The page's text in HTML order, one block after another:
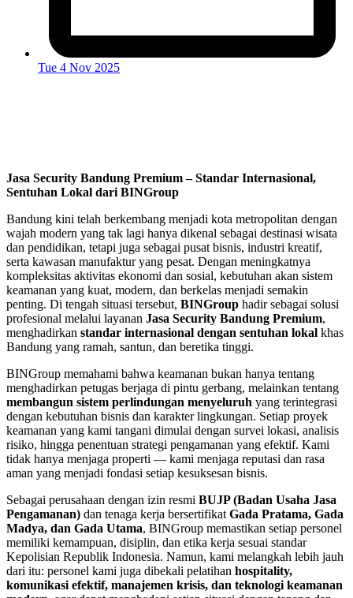
Tue 4 Nov 2025
Jasa Security Bandung Premium – Standar Internasional,
Sentuhan Lokal dari BINGroup
Bandung kini telah berkembang menjadi kota metropolitan dengan
wajah modern yang tak lagi hanya dikenal sebagai destinasi wisata
dan pendidikan, tetapi juga sebagai pusat bisnis, industri kreatif,
serta kawasan manufaktur yang pesat. Dengan meningkatnya
kompleksitas aktivitas ekonomi dan sosial, kebutuhan akan sistem
keamanan yang kuat, modern, dan berkelas menjadi semakin
penting. Di tengah situasi tersebut, BINGroup hadir sebagai solusi
profesional melalui layanan Jasa Security Bandung Premium,
menghadirkan standar internasional dengan sentuhan lokal khas
Bandung yang ramah, santun, dan beretika tinggi.
BINGroup memahami bahwa keamanan bukan hanya tentang
menghadirkan petugas berjaga di pintu gerbang, melainkan tentang
membangun sistem perlindungan menyeluruh yang terintegrasi
dengan kebutuhan bisnis dan karakter lingkungan. Setiap proyek
keamanan yang kami tangani dimulai dengan survei lokasi, analisis
risiko, hingga penentuan strategi pengamanan yang efektif. Kami
tidak hanya menjaga properti — kami menjaga reputasi dan rasa
aman yang menjadi fondasi setiap kesuksesan bisnis.
Sebagai perusahaan dengan izin resmi BUJP (Badan Usaha Jasa
Pengamanan) dan tenaga kerja bersertifikat Gada Pratama, Gada
Madya, dan Gada Utama, BINGroup memastikan setiap personel
memiliki kemampuan, disiplin, dan etika kerja sesuai standar
Kepolisian Republik Indonesia. Namun, kami melangkah lebih jauh
dari itu: personel kami juga dibekali pelatihan hospitality,
komunikasi efektif, manajemen krisis, dan teknologi keamanan